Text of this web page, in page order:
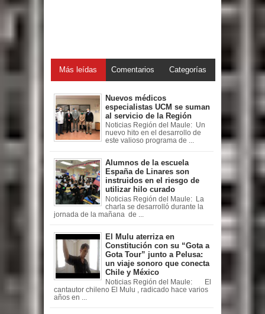
Más leídas Comentarios Categorías
Nuevos médicos
especialistas UCM se suman
al servicio de la Región
Noticias Región del Maule: Un
nuevo hito en el desarrollo de
este valioso programa de ...
Alumnos de la escuela
España de Linares son
instruidos en el riesgo de
utilizar hilo curado
Noticias Región del Maule: La
charla se desarrolló durante la
jornada de la mañana de ...
El Mulu aterriza en
Constitución con su “Gota a
Gota Tour” junto a Pelusa:
un viaje sonoro que conecta
Chile y México
Noticias Región del Maule: El
cantautor chileno El Mulu , radicado hace varios
años en ...